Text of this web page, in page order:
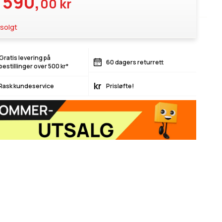
00 kr
levering på
over 500 kr*
60 dagers returrett
kundeservice kr Prisløfte!